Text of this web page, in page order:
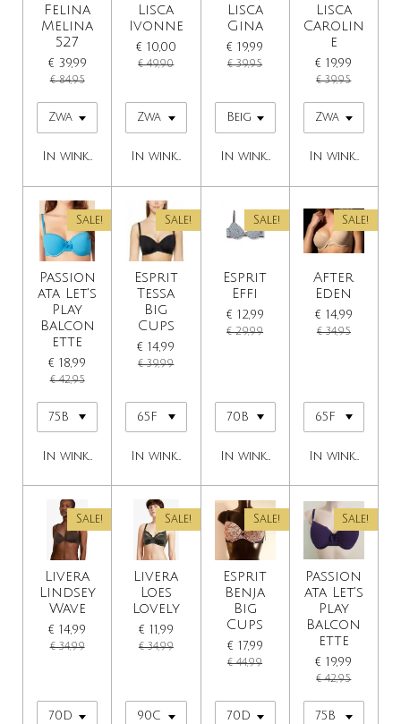
Felina
Melina
527
€ 39,99
€ 84,95
In winkelwagen
Lisca
Ivonne
€ 10,00
€ 49,90
In winkelwagen
Lisca
Gina
€ 19,99
€ 39,95
In winkelwagen
Lisca
Carolin
e
€ 19,99
€ 39,95
In
Sale!
Passion
ata Let's
Play
Balcon
ette
€ 18,99
€ 42,95
In winkelwagen
Sale!
Esprit
Tessa
Big
Cups
€ 14,99
€ 39,99
In winkelwagen
Sale!
Esprit
Effi
€ 12,99
€ 29,99
In winkelwagen
Sale!
After
Eden
€ 14,99
€ 34,95
In
Sale!
Livera
Lindsey
Wave
€ 14,99
€ 34,99
Sale!
Livera
Loes
Lovely
€ 11,99
€ 34,99
Sale!
Esprit
Benja
Big
Cups
€ 17,99
€ 44,99
Sale!
Passion
ata Let's
Play
Balcon
ette
€ 19,99
€ 42,95